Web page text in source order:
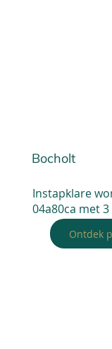
Bocholt
Instapklare
04a80ca met
Ontdek